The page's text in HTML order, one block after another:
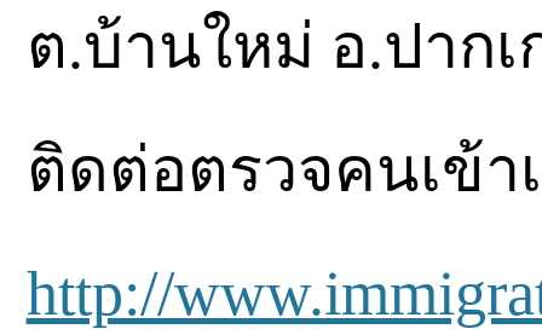
ต.บ้านใหม่ อ.ปากเ
ติดต่อตรวจคนเข้า
http://